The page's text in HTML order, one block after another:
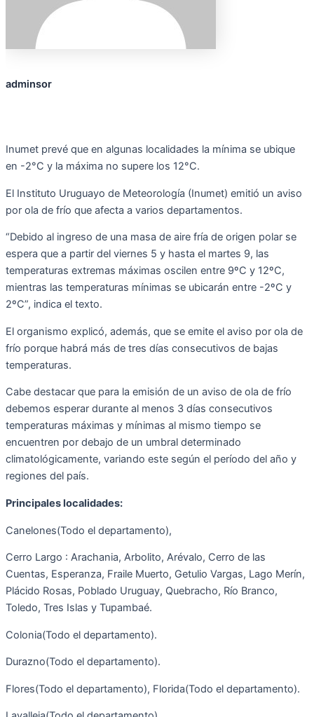
adminsor
Inumet prevé que en algunas localidades la mínima se ubique
en -2°C y la máxima no supere los 12°C.
El Instituto Uruguayo de Meteorología (Inumet) emitió un aviso
por ola de frío que afecta a varios departamentos.
“Debido al ingreso de una masa de aire fría de origen polar se
espera que a partir del viernes 5 y hasta el martes 9, las
temperaturas extremas máximas oscilen entre 9ºC y 12ºC,
mientras las temperaturas mínimas se ubicarán entre -2ºC y
2ºC”, indica el texto.
El organismo explicó, además, que se emite el aviso por ola de
frío porque habrá más de tres días consecutivos de bajas
temperaturas.
Cabe destacar que para la emisión de un aviso de ola de frío
debemos esperar durante al menos 3 días consecutivos
temperaturas máximas y mínimas al mismo tiempo se
encuentren por debajo de un umbral determinado
climatológicamente, variando este según el período del año y
regiones del país.
Principales localidades:
Canelones(Todo el departamento),
Cerro Largo : Arachania, Arbolito, Arévalo, Cerro de las
Cuentas, Esperanza, Fraile Muerto, Getulio Vargas, Lago Merín,
Plácido Rosas, Poblado Uruguay, Quebracho, Río Branco,
Toledo, Tres Islas y Tupambaé.
Colonia(Todo el departamento).
Durazno(Todo el departamento).
Flores(Todo el departamento), Florida(Todo el departamento).